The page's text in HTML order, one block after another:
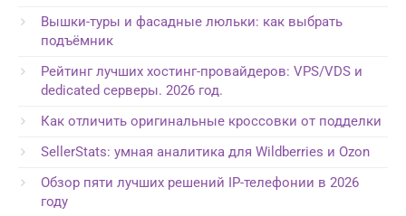
Вышки-туры и фасадные люльки: как выбрать
подъёмник
Рейтинг лучших хостинг-провайдеров: VPS/VDS и
dedicated серверы. 2026 год.
Как отличить оригинальные кроссовки от подделки
SellerStats: умная аналитика для Wildberries и Ozon
Обзор пяти лучших решений IP-телефонии в 2026
году